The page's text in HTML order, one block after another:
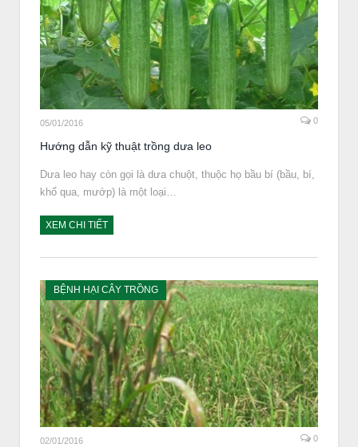
05/01/2016 0
Hướng dẫn kỹ thuật trồng dưa leo
Dưa leo hay còn gọi là dưa chuột, thuộc họ bầu bí (bầu, bí,
khổ qua, mướp) là một loại…
XEM CHI TIẾT
BỆNH HẠI CÂY TRỒNG
02/01/2016 0